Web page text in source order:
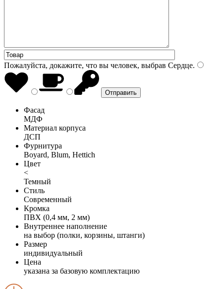
Пожалуйста, докажите, что вы человек, выбрав Сердце.
Фасад
МДФ
Материал корпуса
ДСП
Фурнитура
Boyard, Blum, Hettich
Цвет
<
Темный
Стиль
Современный
Кромка
ПВХ (0,4 мм, 2 мм)
Внутреннее наполнение
на выбор (полки, корзины, штанги)
Размер
индивидуальный
Цена
указана за базовую комплектацию